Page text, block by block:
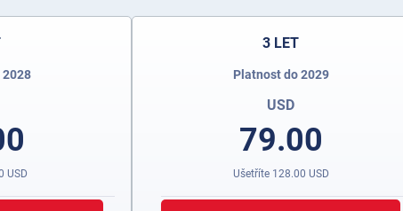
2028
USD
3 LET
Platnost do 2029
USD
79.00
Ušetříte 128.00 USD